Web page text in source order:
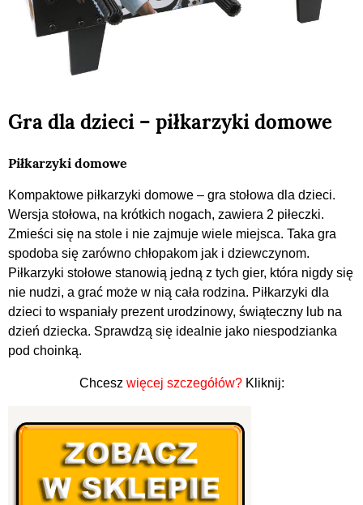
Gra dla dzieci – piłkarzyki domowe
Piłkarzyki domowe
Kompaktowe piłkarzyki domowe – gra stołowa dla dzieci.
Wersja stołowa, na krótkich nogach, zawiera 2 piłeczki.
Zmieści się na stole i nie zajmuje wiele miejsca. Taka gra
spodoba się zarówno chłopakom jak i dziewczynom.
Piłkarzyki stołowe stanowią jedną z tych gier, która nigdy się
nie nudzi, a grać może w nią cała rodzina. Piłkarzyki dla
dzieci to wspaniały prezent urodzinowy, świąteczny lub na
dzień dziecka. Sprawdzą się idealnie jako niespodzianka
pod choinką.
Chcesz więcej szczegółów?Kliknij: